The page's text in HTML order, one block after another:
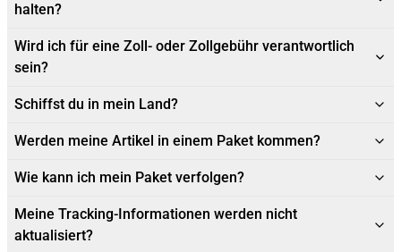
halten?
Wird ich für eine Zoll- oder Zollgebühr verantwortlich
sein?
Schiffst du in mein Land?
Werden meine Artikel in einem Paket kommen?
Wie kann ich mein Paket verfolgen?
Meine Tracking-Informationen werden nicht
aktualisiert?